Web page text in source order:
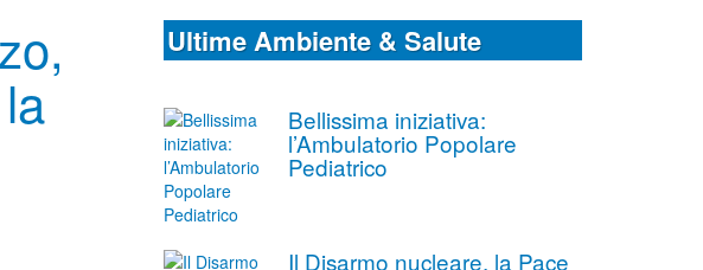
Ultime Ambiente & Salute
Bellissima iniziativa:
l’Ambulatorio Popolare
Pediatrico
Il Disarmo nucleare, la Pace